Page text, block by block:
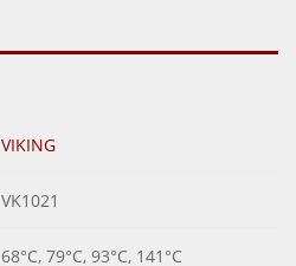
VIKING
VK1021
68°C, 79°C, 93°C, 141°C